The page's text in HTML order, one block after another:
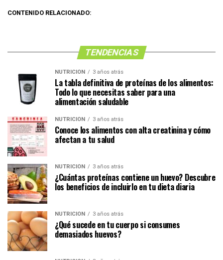
CONTENIDO RELACIONADO:
TENDENCIAS
NUTRICIÓN 3 años atrás
La tabla definitiva de proteínas de los alimentos:
Todo lo que necesitas saber para una
alimentación saludable
NUTRICIÓN 3 años atrás
Conoce los alimentos con alta creatinina y cómo
afectan a tu salud
NUTRICIÓN 3 años atrás
¿Cuántas proteínas contiene un huevo? Descubre
los beneficios de incluirlo en tu dieta diaria
NUTRICIÓN 3 años atrás
¿Qué sucede en tu cuerpo si consumes
demasiados huevos?